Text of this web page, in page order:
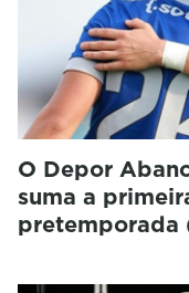
O Depor
suma a
pretemporada